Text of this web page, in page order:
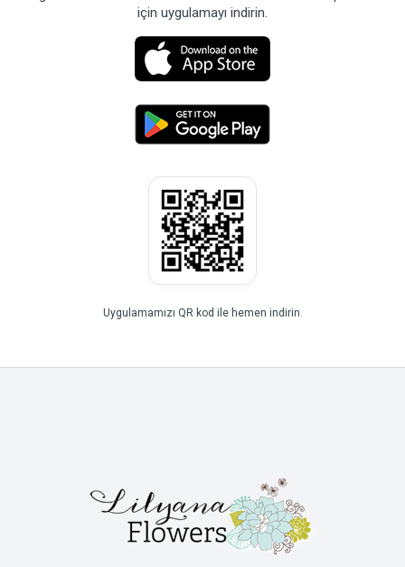
için uygulamayı indirin.
Uygulamamızı QR kod ile hemen indirin.